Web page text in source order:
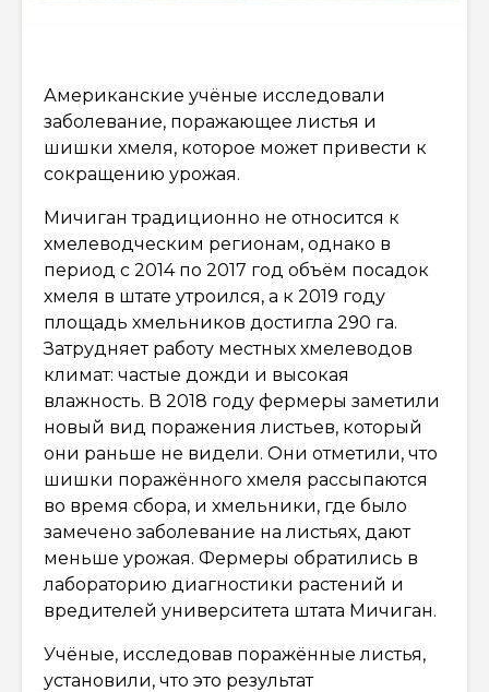
Американские учёные исследовали
заболевание, поражающее листья и
шишки хмеля, которое может привести к
сокращению урожая.
Мичиган традиционно не относится к
хмелеводческим регионам, однако в
период с 2014 по 2017 год объём посадок
хмеля в штате утроился, а к 2019 году
площадь хмельников достигла 290 га.
Затрудняет работу местных хмелеводов
климат: частые дожди и высокая
влажность. В 2018 году фермеры заметили
новый вид поражения листьев, который
они раньше не видели. Они отметили, что
шишки поражённого хмеля рассыпаются
во время сбора, и хмельники, где было
замечено заболевание на листьях, дают
меньше урожая. Фермеры обратились в
лабораторию диагностики растений и
вредителей университета штата Мичиган.
Учёные, исследовав поражённые листья,
установили, что это результат